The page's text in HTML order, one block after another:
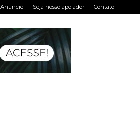
Anuncie Seja nosso apoiador Contato